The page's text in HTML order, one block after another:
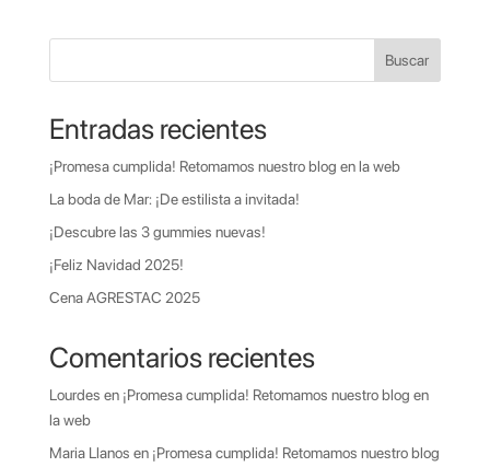
Buscar
Entradas recientes
¡Promesa cumplida! Retomamos nuestro blog en la web
La boda de Mar: ¡De estilista a invitada!
¡Descubre las 3 gummies nuevas!
¡Feliz Navidad 2025!
Cena AGRESTAC 2025
Comentarios recientes
Lourdes en ¡Promesa cumplida! Retomamos nuestro blog en
la web
Maria Llanos en ¡Promesa cumplida! Retomamos nuestro blog